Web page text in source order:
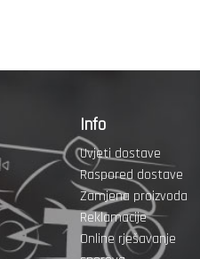
Info
Uvjeti dostave
Raspored dostave
Zamjena proizvoda
Reklamacije
Online rješavanje